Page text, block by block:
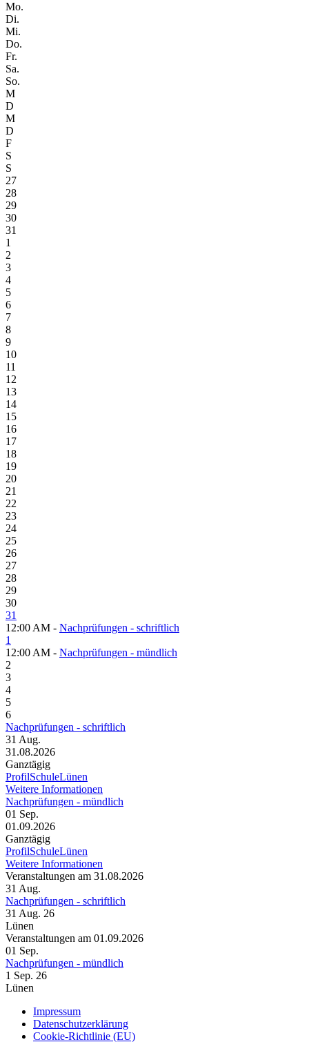
Mo.
Di.
Mi.
Do.
Fr.
Sa.
So.
M
D
M
D
F
S
S
27
28
29
30
31
1
2
3
4
5
6
7
8
9
10
11
12
13
14
15
16
17
18
19
20
21
22
23
24
25
26
27
28
29
30
31
12:00 AM - Nachprüfungen - schriftlich
1
12:00 AM - Nachprüfungen - mündlich
2
3
4
5
6
Nachprüfungen - schriftlich
31 Aug.
31.08.2026
Ganztägig
ProfilSchuleLünen
Weitere Informationen
Nachprüfungen - mündlich
01 Sep.
01.09.2026
Ganztägig
ProfilSchuleLünen
Weitere Informationen
Veranstaltungen am 31.08.2026
31 Aug.
Nachprüfungen - schriftlich
31 Aug. 26
Lünen
Veranstaltungen am 01.09.2026
01 Sep.
Nachprüfungen - mündlich
1 Sep. 26
Lünen
Impressum
Datenschutzerklärung
Cookie-Richtlinie (EU)